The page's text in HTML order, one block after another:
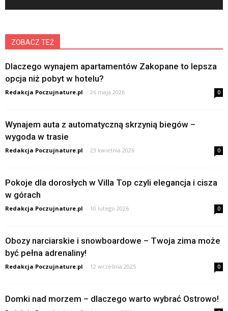
ZOBACZ TEŻ
Dlaczego wynajem apartamentów Zakopane to lepsza
opcja niż pobyt w hotelu?
Redakcja Poczujnature.pl - 26 maja 2026 0
Wynajem auta z automatyczną skrzynią biegów –
wygoda w trasie
Redakcja Poczujnature.pl - 23 kwietnia 2026 0
Pokoje dla dorosłych w Villa Top czyli elegancja i cisza
w górach
Redakcja Poczujnature.pl - 10 lutego 2026 0
Obozy narciarskie i snowboardowe – Twoja zima może
być pełna adrenaliny!
Redakcja Poczujnature.pl - 12 września 2025 0
Domki nad morzem – dlaczego warto wybrać Ostrowo!